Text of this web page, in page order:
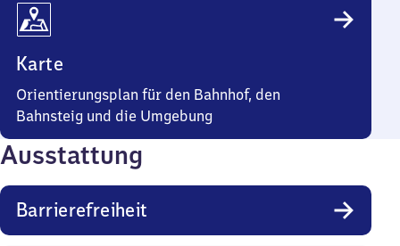
Karte
Orientierungsplan für den Bahnhof, den
Bahnsteig und die Umgebung
Ausstattung
Barrierefreiheit